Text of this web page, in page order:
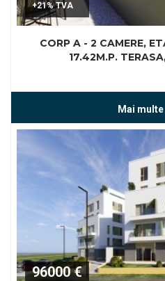
+21% TVA
CORP A - 2 CAMERE,
17.42M.P.
Mai
96000 €